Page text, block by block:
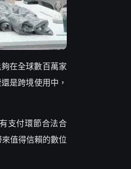
在全球數百萬家
是跨境使用中，
支付環節合法合
值得信賴的數位